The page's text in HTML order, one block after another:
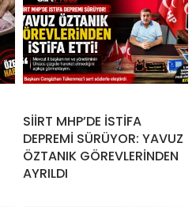
SİİRT MHP’DE İSTİFA
DEPREMİ SÜRÜYOR: YAVUZ
ÖZTANIK GÖREVLERİNDEN
AYRILDI